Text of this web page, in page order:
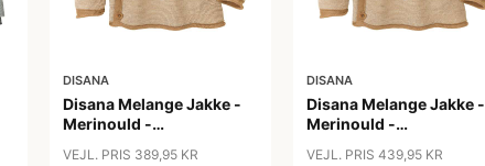
DISANA
Disana Melange Jakke -
Merinould -
VEJL. PRIS 389,95 KR
DISANA
Disana Melange Jakke -
Merinould -
VEJL. PRIS 439,95 KR